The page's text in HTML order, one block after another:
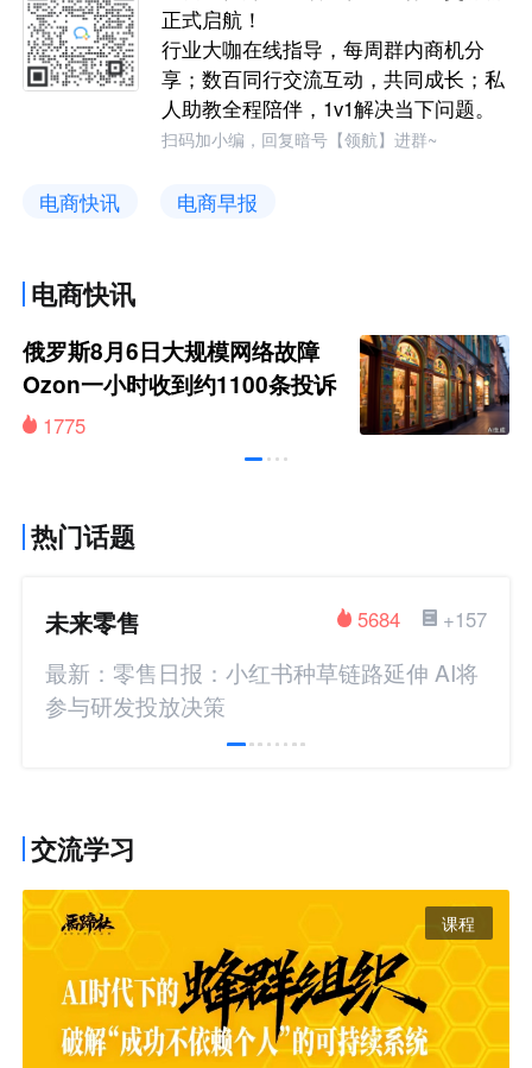
正式启航！
行业大咖在线指导，每周群内商机分
享；数百同行交流互动，共同成长；私
人助教全程陪伴，1v1解决当下问题。
扫码加小编，回复暗号【领航】进群~
电商快讯 电商早报
电商快讯
俄罗斯8月6日大规模网络故障
Ozon一小时收到约1100条投诉
1775
热门话题
未来零售 +157
5684
最新：零售日报：小红书种草链路延伸 AI将
参与研发投放决策
交流学习
课程